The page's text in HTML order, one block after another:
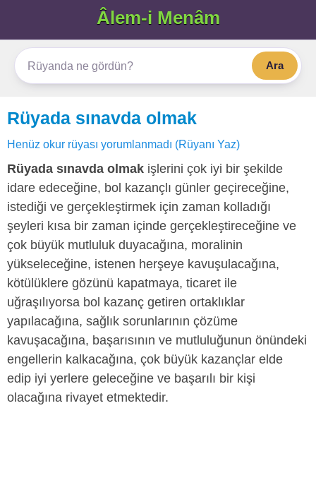
Âlem-i Menâm
Ara
Rüyada sınavda olmak
Henüz okur rüyası yorumlanmadı (Rüyanı Yaz)
Rüyada sınavda olmak işlerini çok iyi bir şekilde
idare edeceğine, bol kazançlı günler geçireceğine,
istediği ve gerçekleştirmek için zaman kolladığı
şeyleri kısa bir zaman içinde gerçekleştireceğine ve
çok büyük mutluluk duyacağına, moralinin
yükseleceğine, istenen herşeye kavuşulacağına,
kötülüklere gözünü kapatmaya, ticaret ile
uğraşılıyorsa bol kazanç getiren ortaklıklar
yapılacağına, sağlık sorunlarının çözüme
kavuşacağına, başarısının ve mutluluğunun önündeki
engellerin kalkacağına, çok büyük kazançlar elde
edip iyi yerlere geleceğine ve başarılı bir kişi
olacağına rivayet etmektedir.